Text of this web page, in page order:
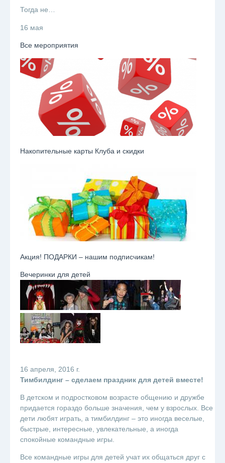
Тогда не…
16 мая
Все мероприятия
Накопительные карты Клуба и скидки
Акция! ПОДАРКИ – нашим подписчикам!
Вечеринки для детей
16 апреля, 2016 г.
Тимбилдинг – сделаем праздник для детей вместе!
В детском и подростковом возрасте общению и дружбе
придается гораздо больше значения, чем у взрослых. Все
дети любят играть, а тимбилдинг – это иногда веселые,
быстрые, интересные, увлекательные, а иногда
спокойные командные игры.
Все командные игры для детей учат их общаться друг с